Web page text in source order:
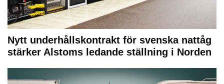
Nytt underhållskontrakt för svenska nattåg
stärker Alstoms ledande ställning i Norden